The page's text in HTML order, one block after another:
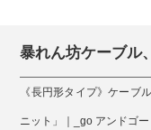
暴れん坊ケーブル
《長円形タイプ》ケーブ
ニット」｜_go アンドゴー